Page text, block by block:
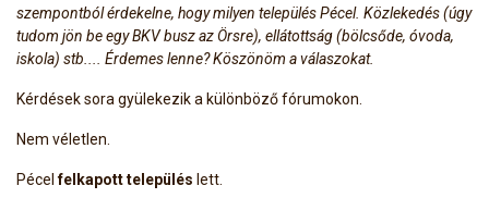
szempontból érdekelne, hogy milyen település Pécel. Közlekedés (úgy
tudom jön be egy BKV busz az Örsre), ellátottság (bölcsőde, óvoda,
iskola) stb.... Érdemes lenne? Köszönöm a válaszokat.
Kérdések sora gyülekezik a különböző fórumokon.
Nem véletlen.
Pécelfelkapott település lett.